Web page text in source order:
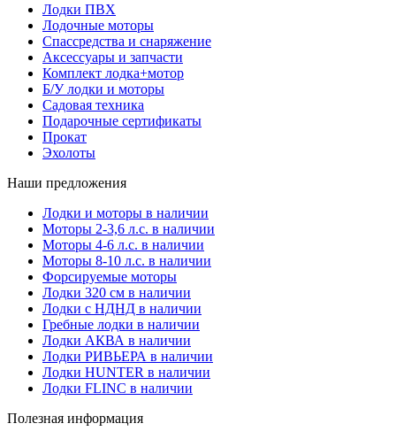
Лодки ПВХ
Лодочные моторы
Спассредства и снаряжение
Аксессуары и запчасти
Комплект лодка+мотор
Б/У лодки и моторы
Садовая техника
Подарочные сертификаты
Прокат
Эхолоты
Наши предложения
Лодки и моторы в наличии
Моторы 2-3,6 л.с. в наличии
Моторы 4-6 л.с. в наличии
Моторы 8-10 л.с. в наличии
Форсируемые моторы
Лодки 320 см в наличии
Лодки с НДНД в наличии
Гребные лодки в наличии
Лодки АКВА в наличии
Лодки РИВЬЕРА в наличии
Лодки HUNTER в наличии
Лодки FLINC в наличии
Полезная информация